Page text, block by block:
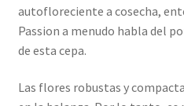
autofloreciente a cosecha,
Passion a menudo habla del
de esta cepa.
Las flores robustas y